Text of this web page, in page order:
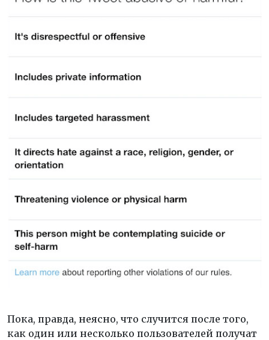
Пока, правда, неясно, что случится после того,
как один или несколько пользователей получат